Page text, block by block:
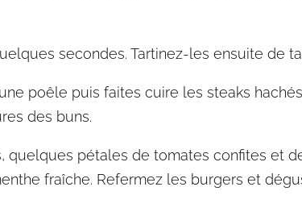
secondes. Tartinez-les ensuite de
poêle puis faites cuire les steaks
des buns.
pétales de tomates confites et
fraîche. Refermez les burgers et